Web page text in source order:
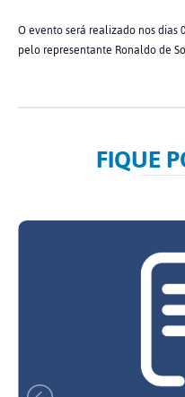
O evento será realizado nos
pelo representante Ronaldo de
FIQUE